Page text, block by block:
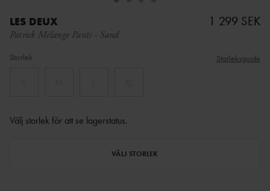
LES DEUX
Patrick Mélange Pants - Sand
1 299 SEK
Storlek Storleksguide
Välj storlek för att se lagerstatus.
VÄLJ STORLEK